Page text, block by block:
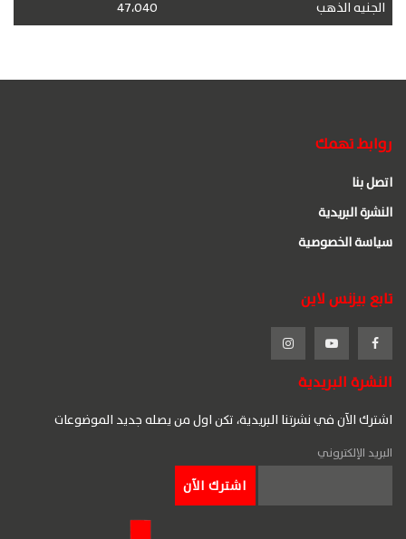
الجنيه الذهب
47،040
روابط تهمك
اتصل بنا
النشرة البريدية
سياسة الخصوصية
تابع بيزنس لاين
النشرة البريدية
اشترك الآن في نشرتنا البريدية، تكن اول من يصله جديد الموضوعات
البريد الإلكتروني